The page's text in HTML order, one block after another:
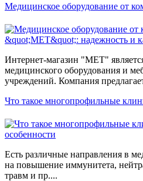
Медицинское оборудование от
Интернет-магазин "МЕТ"
медицинского оборудования и
учреждений. Компания
Что такое многопрофильные
Есть различные направления в
на повышение иммунитета,
травм и пр....